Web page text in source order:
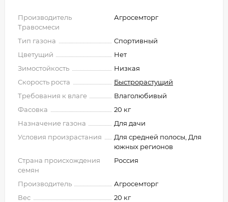
Производитель
Травосмеси
Агросемторг
Тип газона
Спортивный
Цветущий
Нет
Зимостойкость
Низкая
Скорость роста
Быстрорастущий
Требования к влаге
Влаголюбивый
Фасовка
20 кг
Назначение газона
Для дачи
Условия произрастания
Для средней полосы, Для
южных регионов
Страна происхождения
семян
Россия
Производитель
Агросемторг
Вес
20 кг